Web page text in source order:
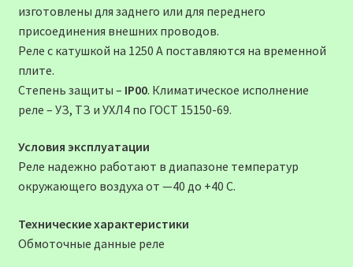
изготовлены для заднего или для переднего
присоединения внешних проводов.
Реле с катушкой на 1250 А поставляются на временной
плите.
Степень защиты – IР00. Климатическое исполнение
реле – УЗ, ТЗ и УХЛ4 по ГОСТ 15150-69.
Условия эксплуатации
Реле надежно работают в диапазоне температур
окружающего воздуха от —40 до +40 С.
Технические характеристики
Обмоточные данные реле